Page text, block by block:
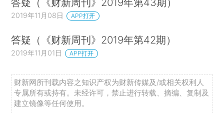
2019年11月08日 APP打开
答疑（《财新周刊》2019年第42期）
2019年11月01日 APP打开
财新网所刊载内容之知识产权为财新传媒及/或相关权利人
专属所有或持有。未经许可，禁止进行转载、摘编、复制及
建立镜像等任何使用。